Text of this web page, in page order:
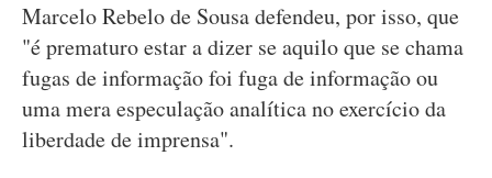
Marcelo Rebelo de Sousa defendeu, por isso, que
"é prematuro estar a dizer se aquilo que se chama
fugas de informação foi fuga de informação ou
uma mera especulação analítica no exercício da
liberdade de imprensa".